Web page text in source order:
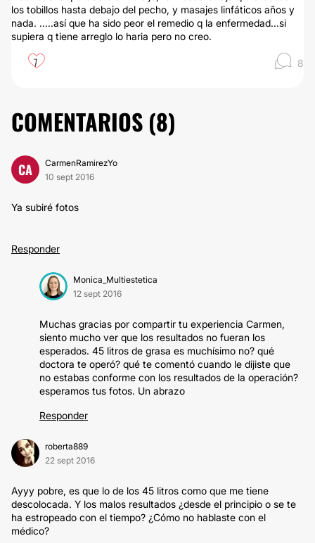
los tobillos hasta debajo del pecho, y masajes linfáticos años y
nada. .....así que ha sido peor el remedio q la enfermedad...si
supiera q tiene arreglo lo haria pero no creo.
7 8
COMENTARIOS (8)
CA
CarmenRamirezYo
10 sept 2016
Ya subiré fotos
Responder
Monica_Multiestetica
12 sept 2016
Muchas gracias por compartir tu experiencia Carmen,
siento mucho ver que los resultados no fueran los
esperados. 45 litros de grasa es muchísimo no? qué
doctora te operó? qué te comentó cuando le dijiste que
no estabas conforme con los resultados de la operación?
esperamos tus fotos. Un abrazo
Responder
roberta889
22 sept 2016
Ayyy pobre, es que lo de los 45 litros como que me tiene
descolocada. Y los malos resultados ¿desde el principio o se te
ha estropeado con el tiempo? ¿Cómo no hablaste con el
médico?